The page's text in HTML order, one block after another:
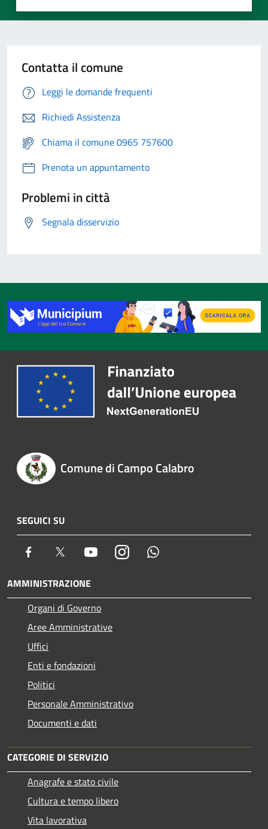
Contatta il comune
Leggi le domande frequenti
Richiedi Assistenza
Chiama il comune 0965 757600
Prenota un appuntamento
Problemi in città
Segnala disservizio
Comune di Campo Calabro
SEGUICI SU
Facebook Twitter YoutubeInstagram
AMMINISTRAZIONE
Organi di Governo
Aree Amministrative
Uffici
Enti e fondazioni
Politici
Personale Amministrativo
Documenti e dati
CATEGORIE DI SERVIZIO
Anagrafe e stato civile
Cultura e tempo libero
Vita lavorativa